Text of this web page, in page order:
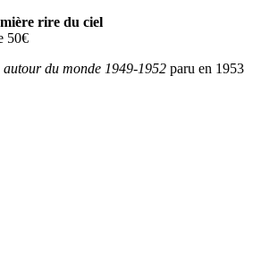
rire du ciel
50€
du monde 1949-1952 paru en 1953